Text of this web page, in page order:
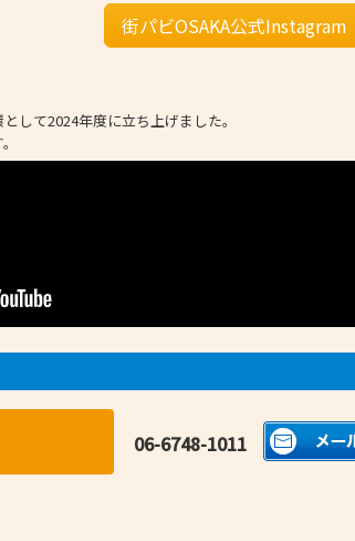
街パビOSAKA公式Instagram
して2024年度に立ち上げました。
06-6748-1011